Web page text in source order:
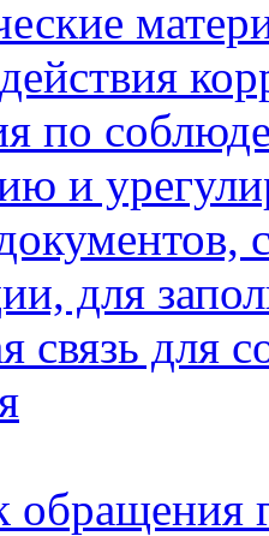
по
и
для
связь для
обращения